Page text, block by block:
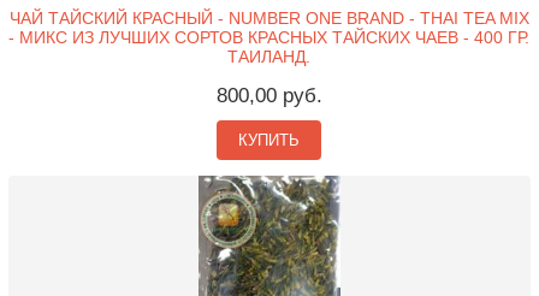
ЧАЙ ТАЙСКИЙ КРАСНЫЙ - NUMBER ONE BRAND - THAI TEA MIX
- МИКС ИЗ ЛУЧШИХ СОРТОВ КРАСНЫХ ТАЙСКИХ ЧАЕВ - 400 ГР.
ТАИЛАНД.
800,00 руб.
КУПИТЬ